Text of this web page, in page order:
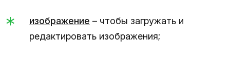
изображение – чтобы загружать и
редактировать изображения;